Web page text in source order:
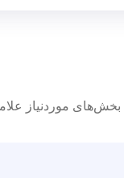
بخش‌های موردنیاز